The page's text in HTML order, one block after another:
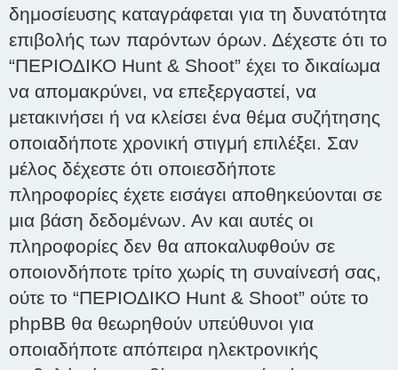
δημοσίευσης καταγράφεται για τη δυνατότητα
επιβολής των παρόντων όρων. Δέχεστε ότι το
“ΠΕΡΙΟΔΙΚΟ Hunt & Shoot” έχει το δικαίωμα
να απομακρύνει, να επεξεργαστεί, να
μετακινήσει ή να κλείσει ένα θέμα συζήτησης
οποιαδήποτε χρονική στιγμή επιλέξει. Σαν
μέλος δέχεστε ότι οποιεσδήποτε
πληροφορίες έχετε εισάγει αποθηκεύονται σε
μια βάση δεδομένων. Αν και αυτές οι
πληροφορίες δεν θα αποκαλυφθούν σε
οποιονδήποτε τρίτο χωρίς τη συναίνεσή σας,
ούτε το “ΠΕΡΙΟΔΙΚΟ Hunt & Shoot” ούτε το
phpBB θα θεωρηθούν υπεύθυνοι για
οποιαδήποτε απόπειρα ηλεκτρονικής